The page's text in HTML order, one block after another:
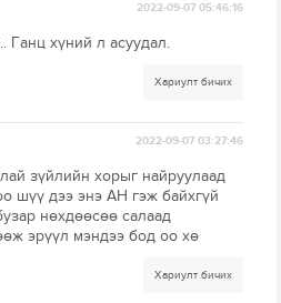
2022-09-07 05:46:16
Ганц хүний л асуудал.
Хариулт бичих
2022-09-07 03:27:46
зүйлийн хорыг найруулаад
шүү дээ энэ АН гэж байхгүй
нөхдөөсөө салаад
эрүүл мэндээ бод оо хө
Хариулт бичих